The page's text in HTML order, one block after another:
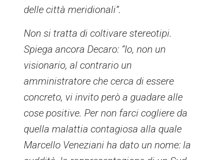
delle città meridionali”.
Non si tratta di coltivare stereotipi.
Spiega ancora Decaro: “Io, non un
visionario, al contrario un
amministratore che cerca di essere
concreto, vi invito però a guadare alle
cose positive. Per non farci cogliere da
quella malattia contagiosa alla quale
Marcello Veneziani ha dato un nome: la